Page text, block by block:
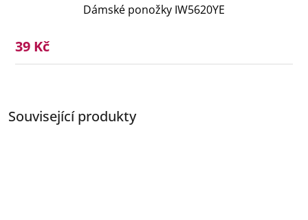
Související produkty
Dámské ponožky IW5620YE
39 Kč